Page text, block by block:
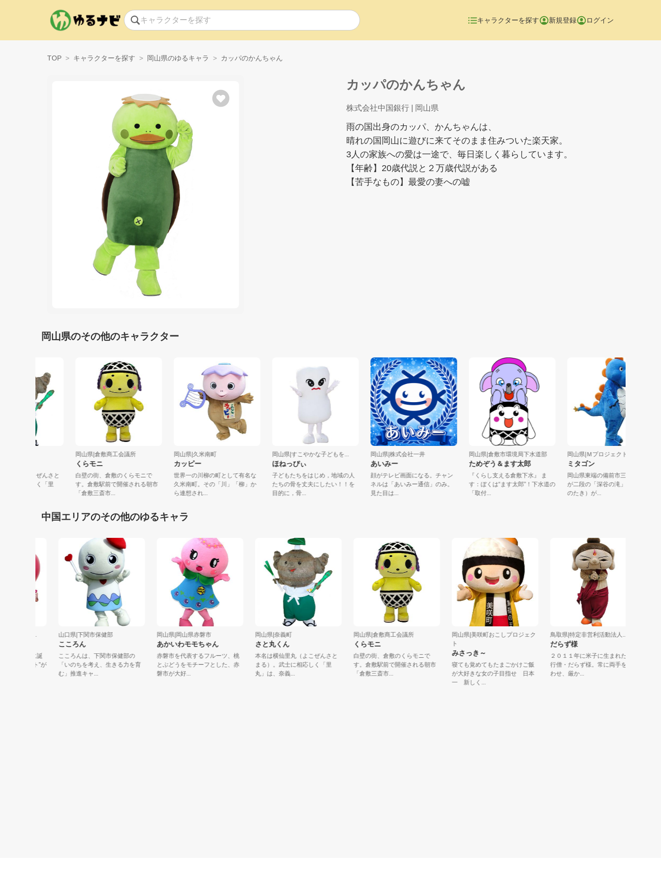
キャラクターを探す 新規登録 ログイン
TOP キャラクターを探す 岡山県のゆるキャラ カッパのかんちゃん
カッパのかんちゃん
株式会社中国銀行 | 岡山県
雨の国出身のカッパ、かんちゃんは、
晴れの国岡山に遊びに来てそのまま住みついた楽天家。
3人の家族への愛は一途で、毎日楽しく暮らしています。
【年齢】20歳代説と２万歳代説がある
【苦手なもの】最愛の妻への嘘
岡山県のその他のキャラクター
横仙里丸（よこぜんさと
。武士に相応しく「里
岡山県|倉敷商工会議所
くらモニ
白壁の街、倉敷のくらモニで
す。倉敷駅前で開催される朝市
「倉敷三斎市...
岡山県|久米南町
カッピー
世界一の川柳の町として有名な
久米南町。その「川」「柳」か
ら連想され...
岡山県|すこやかな子どもを...
ほねっぴぃ
子どもたちをはじめ，地域の人
たちの骨を丈夫にしたい！！を
目的に，骨...
岡山県|株式会社一井
あいみー
顔がテレビ画面になる。チャン
ネルは「あいみー通信」のみ。
見た目は...
岡山県|倉敷市環境局下水道部
ためぞう＆ます太郎
『くらし支える倉敷下水』 ま
す：ぼくは“ます太郎”！下水道の
「取付...
岡山県|Ｍプロジェクト協議会
ミタゴン
岡山県東端の備前市三石に滝坪
が二段の「深谷の滝」（みたに
のたき）が...
中国エリアのその他のゆるキャラ
“ハート”が
山口県|下関市保健部
こころん
こころんは、下関市保健部の
「いのちを考え、生きる力を育
む」推進キャ...
岡山県|岡山県赤磐市
あかいわモモちゃん
赤磐市を代表するフルーツ、桃
とぶどうをモチーフとした、赤
磐市が大好...
岡山県|奈義町
さと丸くん
本名は横仙里丸（よこぜんさと
まる）。武士に相応しく「里
丸」は、奈義...
岡山県|倉敷商工会議所
くらモニ
白壁の街、倉敷のくらモニで
す。倉敷駅前で開催される朝市
「倉敷三斎市...
岡山県|美咲町おこしプロジェク
みさっき～
寝ても覚めてもたまごかけご飯
が大好きな女の子目指せ 日本
一 新しく...
鳥取県|特定非営利活動法人...
だらず様
２０１１年に米子に生まれた修
行僧・だらず様。常に両手を合
わせ、厳か...